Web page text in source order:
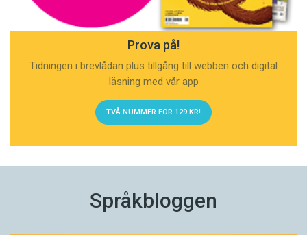
Prova på!
Tidningen i brevlådan plus tillgång till webben och digital
läsning med vår app
TVÅ NUMMER FÖR 129 KR!
Språkbloggen